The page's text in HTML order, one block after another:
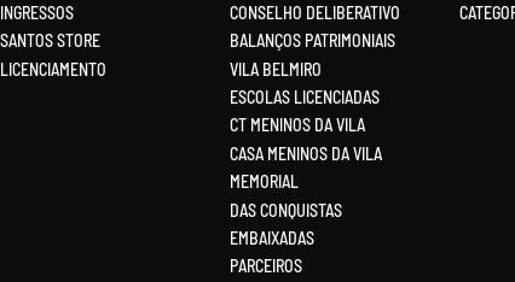
INGRESSOS
SANTOS STORE
LICENCIAMENTO
CONSELHO DELIBERATIVO
BALANÇOS PATRIMONIAIS
VILA BELMIRO
ESCOLAS LICENCIADAS
CT MENINOS DA VILA
CASA MENINOS DA VILA
MEMORIAL
DAS CONQUISTAS
EMBAIXADAS
PARCEIROS